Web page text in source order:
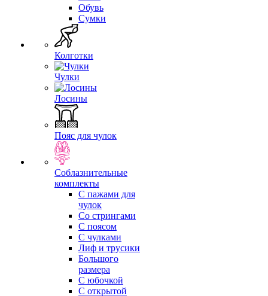
Обувь
Сумки
Колготки
Чулки
Лосины
Пояс для чулок
Соблазнительные
комплекты
С пажами для
чулок
Со стрингами
С поясом
С чулками
Лиф и трусики
Большого
размера
С юбочкой
С открытой